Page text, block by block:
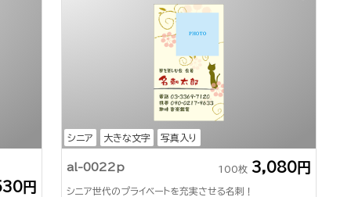
円
シニア 大きな文字 写真入り
al-0022p 100枚 3,080円
シニア世代のプライベートを充実させる名刺！